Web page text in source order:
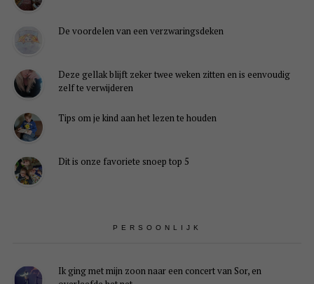
De voordelen van een verzwaringsdeken
Deze gellak blijft zeker twee weken zitten en is eenvoudig
zelf te verwijderen
Tips om je kind aan het lezen te houden
Dit is onze favoriete snoep top 5
PERSOONLIJK
Ik ging met mijn zoon naar een concert van Sor, en